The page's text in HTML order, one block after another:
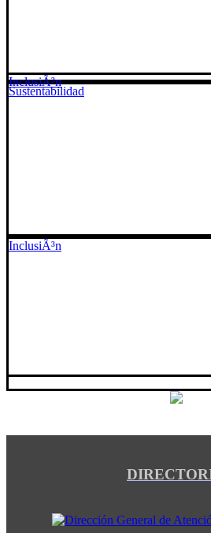
Sustentabilidad
InclusiÃ³n
InclusiÃ³n